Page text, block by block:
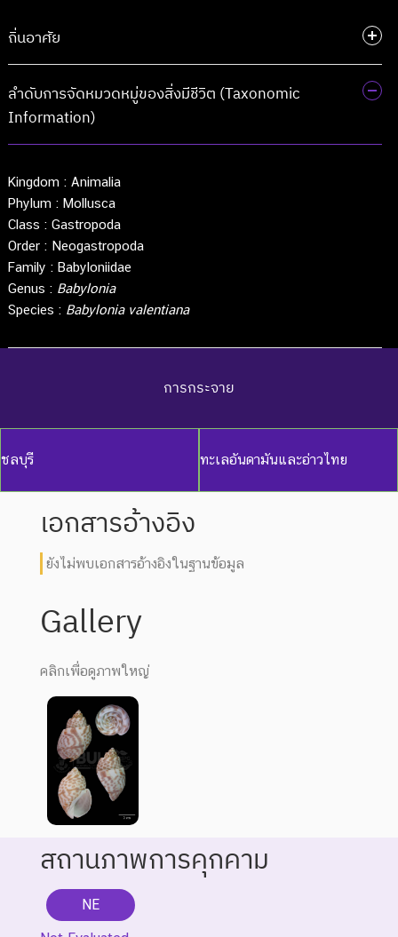
ถิ่นอาศัย
ลำดับการจัดหมวดหมู่ของสิ่งมีชีวิต (Taxonomic
Information)
Kingdom : Animalia
Phylum : Mollusca
Class :Gastropoda
Order : Neogastropoda
Family :Babyloniidae
Genus : Babylonia
Species : Babylonia valentiana
การกระจาย
ชลบุรี ทะเลอันดามันและอ่าวไทย
เอกสารอ้างอิง
ยังไม่พบเอกสารอ้างอิงในฐานข้อมูล
Gallery
คลิกเพื่อดูภาพใหญ่
สถานภาพการคุกคาม
NE